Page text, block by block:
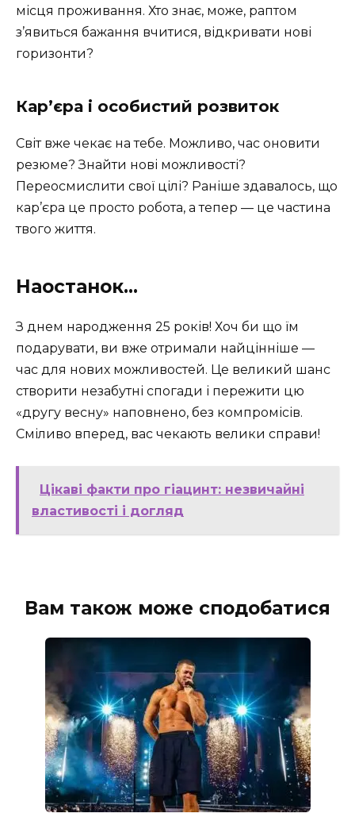
місця проживання. Хто знає, може, раптом
з’явиться бажання вчитися, відкривати нові
горизонти?
Кар’єра і особистий розвиток
Світ вже чекає на тебе. Можливо, час оновити
резюме? Знайти нові можливості?
Переосмислити свої цілі? Раніше здавалось, що
кар’єра це просто робота, а тепер — це частина
твого життя.
Наостанок…
З днем народження 25 років! Хоч би що їм
подарувати, ви вже отримали найцінніше —
час для нових можливостей. Це великий шанс
створити незабутні спогади і пережити цю
«другу весну» наповнено, без компромісів.
Сміливо вперед, вас чекають велики справи!
Цікаві факти про гіацинт: незвичайні
властивості і догляд
Вам також може сподобатися